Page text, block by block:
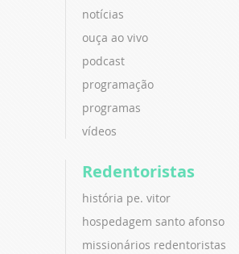
notícias
ouça ao vivo
podcast
programação
programas
vídeos
Redentoristas
história pe. vitor
hospedagem santo afonso
missionários redentoristas